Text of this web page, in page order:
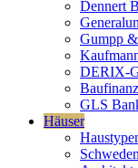
Dennert
Gumpp
DERIX-
GLS
Häuser